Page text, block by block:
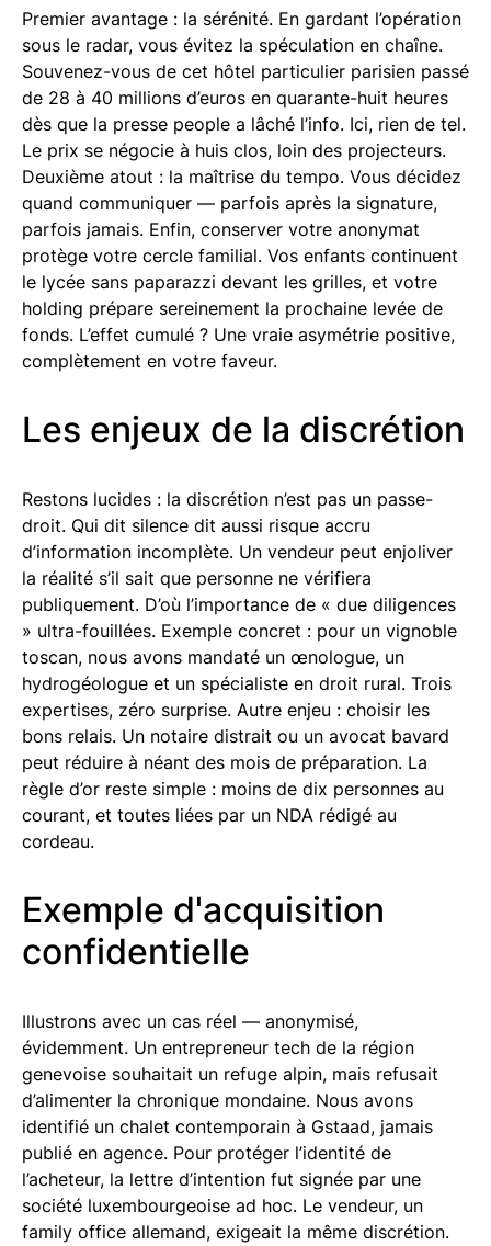
Premier avantage : la sérénité. En gardant l’opération
sous le radar, vous évitez la spéculation en chaîne.
Souvenez-vous de cet hôtel particulier parisien passé
de 28 à 40 millions d’euros en quarante-huit heures
dès que la presse people a lâché l’info. Ici, rien de tel.
Le prix se négocie à huis clos, loin des projecteurs.
Deuxième atout : la maîtrise du tempo. Vous décidez
quand communiquer — parfois après la signature,
parfois jamais. Enfin, conserver votre anonymat
protège votre cercle familial. Vos enfants continuent
le lycée sans paparazzi devant les grilles, et votre
holding prépare sereinement la prochaine levée de
fonds. L’effet cumulé ? Une vraie asymétrie positive,
complètement en votre faveur.
Les enjeux de la discrétion
Restons lucides : la discrétion n’est pas un passe-
droit. Qui dit silence dit aussi risque accru
d’information incomplète. Un vendeur peut enjoliver
la réalité s’il sait que personne ne vérifiera
publiquement. D’où l’importance de « due diligences
» ultra-fouillées. Exemple concret : pour un vignoble
toscan, nous avons mandaté un œnologue, un
hydrogéologue et un spécialiste en droit rural. Trois
expertises, zéro surprise. Autre enjeu : choisir les
bons relais. Un notaire distrait ou un avocat bavard
peut réduire à néant des mois de préparation. La
règle d’or reste simple : moins de dix personnes au
courant, et toutes liées par un NDA rédigé au
cordeau.
Exemple d'acquisition
confidentielle
Illustrons avec un cas réel — anonymisé,
évidemment. Un entrepreneur tech de la région
genevoise souhaitait un refuge alpin, mais refusait
d’alimenter la chronique mondaine. Nous avons
identifié un chalet contemporain à Gstaad, jamais
publié en agence. Pour protéger l’identité de
l’acheteur, la lettre d’intention fut signée par une
société luxembourgeoise ad hoc. Le vendeur, un
family office allemand, exigeait la même discrétion.